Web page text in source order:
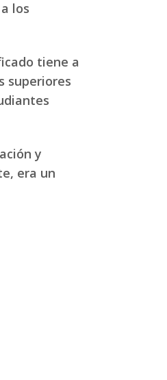
los
tiene a
superiores
y
era un